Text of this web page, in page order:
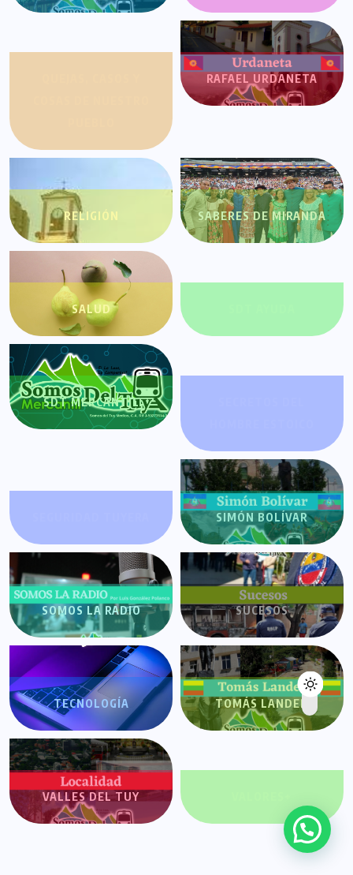
RAFAEL URDANETA
RELIGIÓN SABERES DE MIRANDA
SALUD
SDT MERCANTIL
SIMÓN BOLÍVAR
SOMOS LA RADIO SUCESOS
TECNOLOGÍA TOMÁS LANDER
VALLES DEL TUY